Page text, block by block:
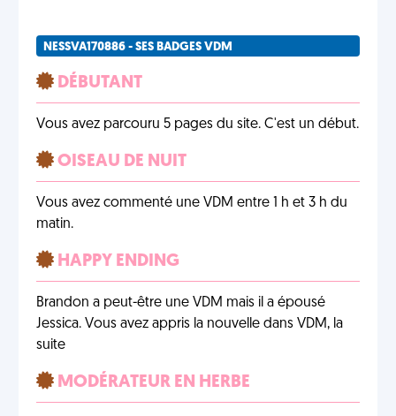
NESSVA170886 - SES BADGES VDM
DÉBUTANT
Vous avez parcouru 5 pages du site. C'est un début.
OISEAU DE NUIT
Vous avez commenté une VDM entre 1 h et 3 h du
matin.
HAPPY ENDING
Brandon a peut-être une VDM mais il a épousé
Jessica. Vous avez appris la nouvelle dans VDM, la
suite
MODÉRATEUR EN HERBE